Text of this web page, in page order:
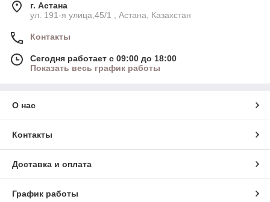
г. Астана
ул. 191-я улица,45/1 , Астана, Казахстан
Контакты
Сегодня работает с 09:00 до 18:00
Показать весь график работы
О нас
Контакты
Доставка и оплата
График работы